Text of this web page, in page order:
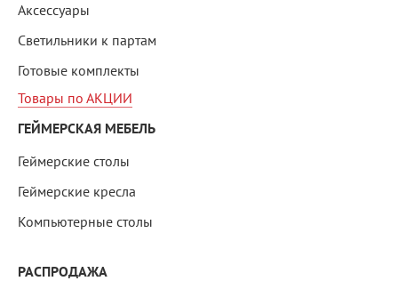
Аксессуары
Светильники к партам
Готовые комплекты
Товары по АКЦИИ
ГЕЙМЕРСКАЯ МЕБЕЛЬ
Геймерские столы
Геймерские кресла
Компьютерные столы
РАСПРОДАЖА